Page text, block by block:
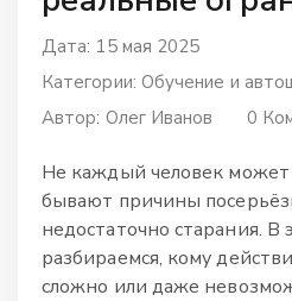
Дата: 15 мая 2025
Категории: Обучение и
Автор: Олег Иванов 0
Не каждый человек
бывают причины
недостаточно старания. В
разбираемся, кому
сложно или даже